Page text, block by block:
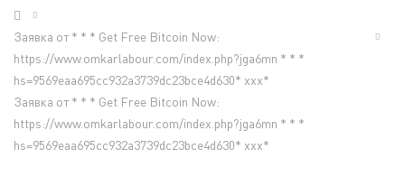
Заявка от * * * Get Free Bitcoin Now:
https://www.omkarlabour.com/index.php?jga6mn * * *
hs=9569eaa695cc932a3739dc23bce4d630* ххх*
Заявка от * * * Get Free Bitcoin Now:
https://www.omkarlabour.com/index.php?jga6mn * * *
hs=9569eaa695cc932a3739dc23bce4d630* ххх*